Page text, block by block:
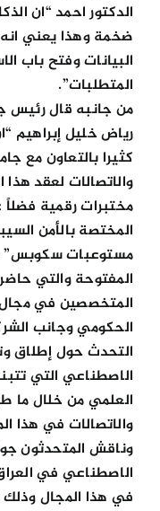
الدكتور احمد “ان
ضخمة وهذا يعني
البيانات وفتح باب
المتطلبات”.
من جانبه قال رئيس
رياض خليل إبراهيم
كثيرا بالتعاون مع
والاتصالات لعقد
مختبرات رقمية فضلاً
المختصة بالأمن
مستوعبات سكوبس” .
المفتوحة والتي
المتخصصين في مجال
الحكومي وجانب
التحدث حول إطلاق
الاصطناعي التي
العلمي من خلال ما
والاتصالات في هذا
وناقش المتحدثون
الاصطناعي في
في هذا المجال